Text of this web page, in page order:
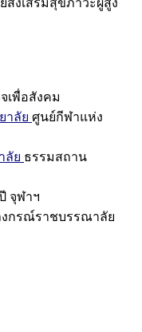
ส่งเสริมสุขภาวะผู้สูง
เพื่อสังคม
าลัย ศูนย์กีฬาแห่ง
ลัย ธรรมสถาน
จุฬาฯ
งกรณ์ราชบรรณาลัย